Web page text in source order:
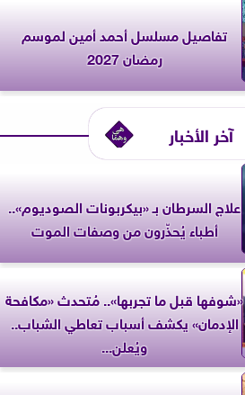
تفاصيل مسلسل أحمد أمين لموسم
رمضان 2027
آخر الأخبار
علاج السرطان بـ «بيكربونات الصوديوم»..
أطباء يُحذّرون من وصفات الموت
«شوفها قبل ما تجربها».. مُتحدث «مكافحة
الإدمان» يكشف أسباب تعاطي الشباب..
ويُعلن...